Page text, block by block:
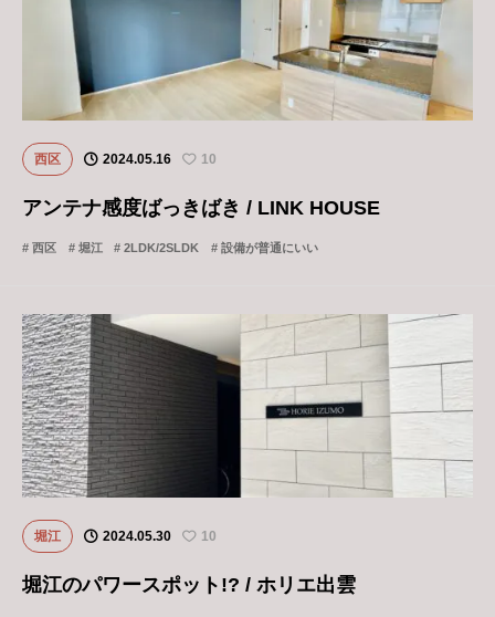
西区 2024.05.16 10
アンテナ感度ばっきばき / LINK HOUSE
西区 堀江 2LDK/2SLDK 設備が普通にいい
堀江 2024.05.30 10
堀江のパワースポット!? / ホリエ出雲